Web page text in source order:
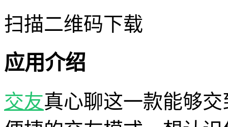
扫描二维码下载
应用介绍
交友真心聊这一款能够